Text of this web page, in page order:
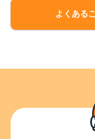
よくある